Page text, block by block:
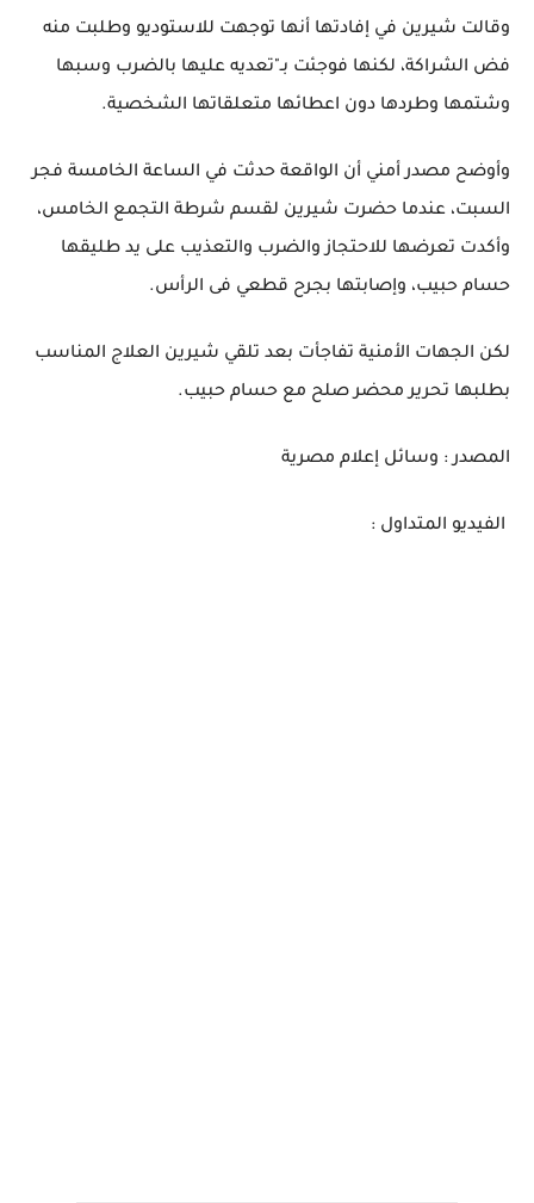
وقالت شيرين في إفادتها أنها توجهت للاستوديو وطلبت منه
فض الشراكة، لكنها فوجئت بـ"تعديه عليها بالضرب وسبها
وشتمها وطردها دون اعطائها متعلقاتها الشخصية.
وأوضح مصدر أمني أن الواقعة حدثت في الساعة الخامسة فجر
السبت، عندما حضرت شيرين لقسم شرطة التجمع الخامس،
وأكدت تعرضها للاحتجاز والضرب والتعذيب على يد طليقها
حسام حبيب، وإصابتها بجرح قطعي فى الرأس.
لكن الجهات الأمنية تفاجأت بعد تلقي شيرين العلاج المناسب
بطلبها تحرير محضر صلح مع حسام حبيب.
المصدر : وسائل إعلام مصرية
الفيديو المتداول :